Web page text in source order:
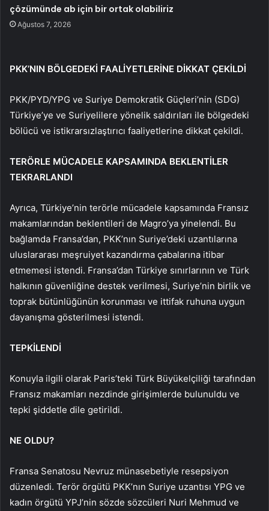
çözümünde ab için bir ortak olabiliriz
Ağustos 7, 2026
PKK’NIN BÖLGEDEKİ FAALİYETLERİNE DİKKAT ÇEKİLDİ
PKK/PYD/YPG ve Suriye Demokratik Güçleri’nin (SDG)
Türkiye’ye ve Suriyelilere yönelik saldırıları ile bölgedeki
bölücü ve istikrarsızlaştırıcı faaliyetlerine dikkat çekildi.
TERÖRLE MÜCADELE KAPSAMINDA BEKLENTİLER
TEKRARLANDI
Ayrıca, Türkiye’nin terörle mücadele kapsamında Fransız
makamlarından beklentileri de Magro’ya yinelendi. Bu
bağlamda Fransa’dan, PKK’nın Suriye’deki uzantılarına
uluslararası meşruiyet kazandırma çabalarına itibar
etmemesi istendi. Fransa’dan Türkiye sınırlarının ve Türk
halkının güvenliğine destek verilmesi, Suriye’nin birlik ve
toprak bütünlüğünün korunması ve ittifak ruhuna uygun
dayanışma gösterilmesi istendi.
TEPKİLENDİ
Konuyla ilgili olarak Paris’teki Türk Büyükelçiliği tarafından
Fransız makamları nezdinde girişimlerde bulunuldu ve
tepki şiddetle dile getirildi.
NE OLDU?
Fransa Senatosu Nevruz münasebetiyle resepsiyon
düzenledi. Terör örgütü PKK’nın Suriye uzantısı YPG ve
kadın örgütü YPJ’nin sözde sözcüleri Nuri Mehmud ve